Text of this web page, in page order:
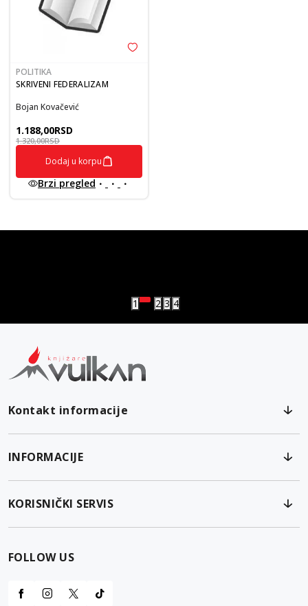
POLITIKA
SKRIVENI FEDERALIZAM
Bojan Kovačević
1.188,00RSD
1.320,00RSD
Dodaj u korpu
Brzi pregled
1 2 3 4
Kontakt informacije
INFORMACIJE
KORISNIČKI SERVIS
FOLLOW US